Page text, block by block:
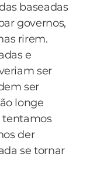
da jaula
caras.
animais
todo
E tome
impacientes
por
levando um
baseadas
governos,
rirem.
e
ser
ser
longe
tentamos
der
se tornar